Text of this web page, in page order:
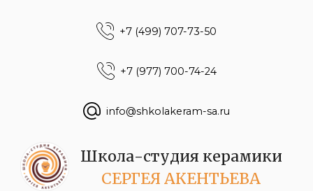
+7 (499) 707-73-50
+7 (977) 700-74-24
info@shkolakeram-sa.ru
Школа-студия керамики
СЕРГЕЯ АКЕНТЬЕВА